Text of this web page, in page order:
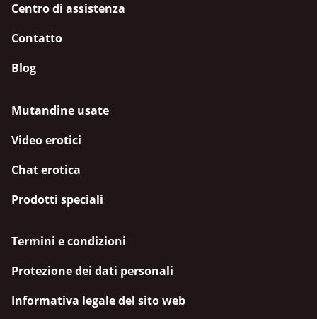
Centro di assistenza
Contatto
Blog
Mutandine usate
Video erotici
Chat erotica
Prodotti speciali
Termini e condizioni
Protezione dei dati personali
Informativa legale del sito web